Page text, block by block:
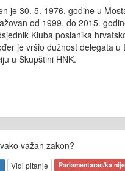
je 30. 5. 1976. godine u
od 1999. do 2015.
Kluba poslanika
je vršio dužnost delegata
u Skupštini HNK.
važan zakon?
Vidi pitanje Parlamentarac/ka